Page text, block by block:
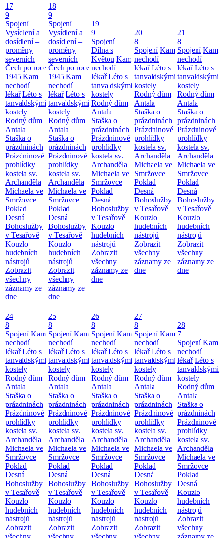
17
9
Spojení
Vysídlení a
dosídlení –
proměny
severních
Čech po roce
1945 Kam
nechodí
lékař Léto s
tanvaldskými
kostely
Rodný dům
Antala
Staška o
prázdninách
Prázdninové
prohlídky
kostela sv.
Archanděla
Michaela ve
Smržovce
Poklad
Desná
Bohoslužby
v Tesařově
Kouzlo
hudebních
nástrojů
Zobrazit
všechny
záznamy ze
dne
18
9
Spojení
Vysídlení a
dosídlení –
proměny
severních
Čech po roce
1945 Kam
nechodí
lékař Léto s
tanvaldskými
kostely
Rodný dům
Antala
Staška o
prázdninách
Prázdninové
prohlídky
kostela sv.
Archanděla
Michaela ve
Smržovce
Poklad
Desná
Bohoslužby
v Tesařově
Kouzlo
hudebních
nástrojů
Zobrazit
všechny
záznamy ze
dne
19
9
Spojení
Dílna s
Květou Kam
nechodí
lékař Léto s
tanvaldskými
kostely
Rodný dům
Antala
Staška o
prázdninách
Prázdninové
prohlídky
kostela sv.
Archanděla
Michaela ve
Smržovce
Poklad
Desná
Bohoslužby
v Tesařově
Kouzlo
hudebních
nástrojů
Zobrazit
všechny
záznamy ze
dne
20
8
Spojení Kam
nechodí
lékař Léto s
tanvaldskými
kostely
Rodný dům
Antala
Staška o
prázdninách
Prázdninové
prohlídky
kostela sv.
Archanděla
Michaela ve
Smržovce
Poklad
Desná
Bohoslužby
v Tesařově
Kouzlo
hudebních
nástrojů
Zobrazit
všechny
záznamy ze
dne
21
8
Spojení Kam
nechodí
lékař Léto s
tanvaldskými
kostely
Rodný dům
Antala
Staška o
prázdninách
Prázdninové
prohlídky
kostela sv.
Archanděla
Michaela ve
Smržovce
Poklad
Desná
Bohoslužby
v Tesařově
Kouzlo
hudebních
nástrojů
Zobrazit
všechny
záznamy ze
dne
24
8
Spojení Kam
nechodí
lékař Léto s
tanvaldskými
kostely
Rodný dům
Antala
Staška o
prázdninách
Prázdninové
prohlídky
kostela sv.
Archanděla
Michaela ve
Smržovce
Poklad
Desná
Bohoslužby
v Tesařově
Kouzlo
hudebních
nástrojů
Zobrazit
všechny
25
8
Spojení Kam
nechodí
lékař Léto s
tanvaldskými
kostely
Rodný dům
Antala
Staška o
prázdninách
Prázdninové
prohlídky
kostela sv.
Archanděla
Michaela ve
Smržovce
Poklad
Desná
Bohoslužby
v Tesařově
Kouzlo
hudebních
nástrojů
Zobrazit
všechny
26
8
Spojení Kam
nechodí
lékař Léto s
tanvaldskými
kostely
Rodný dům
Antala
Staška o
prázdninách
Prázdninové
prohlídky
kostela sv.
Archanděla
Michaela ve
Smržovce
Poklad
Desná
Bohoslužby
v Tesařově
Kouzlo
hudebních
nástrojů
Zobrazit
všechny
27
8
Spojení Kam
nechodí
lékař Léto s
tanvaldskými
kostely
Rodný dům
Antala
Staška o
prázdninách
Prázdninové
prohlídky
kostela sv.
Archanděla
Michaela ve
Smržovce
Poklad
Desná
Bohoslužby
v Tesařově
Kouzlo
hudebních
nástrojů
Zobrazit
všechny
28
7
Spojení Kam
nechodí
lékař Léto s
tanvaldskými
kostely
Rodný dům
Antala
Staška o
prázdninách
Prázdninové
prohlídky
kostela sv.
Archanděla
Michaela ve
Smržovce
Poklad
Desná
Kouzlo
hudebních
nástrojů
Zobrazit
všechny
záznamy ze